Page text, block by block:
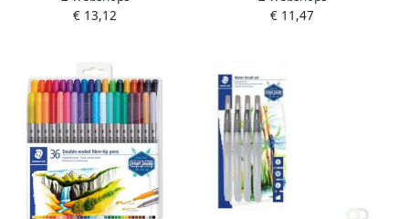
botanical 10-delige set
€ 13,12
€ 11,47